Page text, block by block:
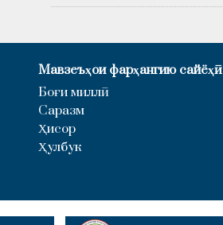
Мавзеъҳои фарҳангию сайёҳӣ
Боғи миллӣ
Саразм
Ҳисор
Ҳулбук